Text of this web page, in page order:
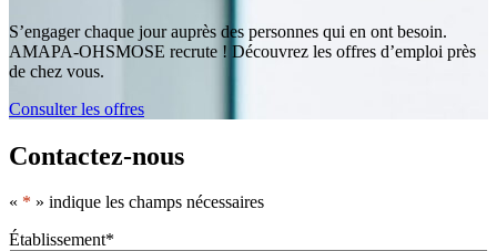
S’engager chaque jour auprès des personnes qui en ont besoin.
AMAPA-OHSMOSE recrute ! Découvrez les offres d’emploi près
de chez vous.
Consulter les offres
Contactez-nous
« * » indique les champs nécessaires
Établissement*